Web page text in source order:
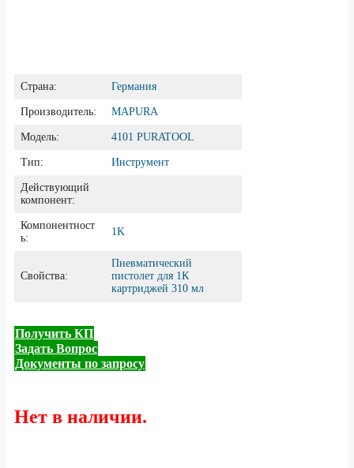
Страна: Германия
Производитель: MAPURA
Модель: 4101 PURATOOL
Тип: Инструмент
Действующий
компонент:
Компонентност
ь:
1K
Свойства:
Пневматический
пистолет для 1К
картриджей 310 мл
Получить КП
Задать Вопрос
Документы по запросу
Нет в наличии.